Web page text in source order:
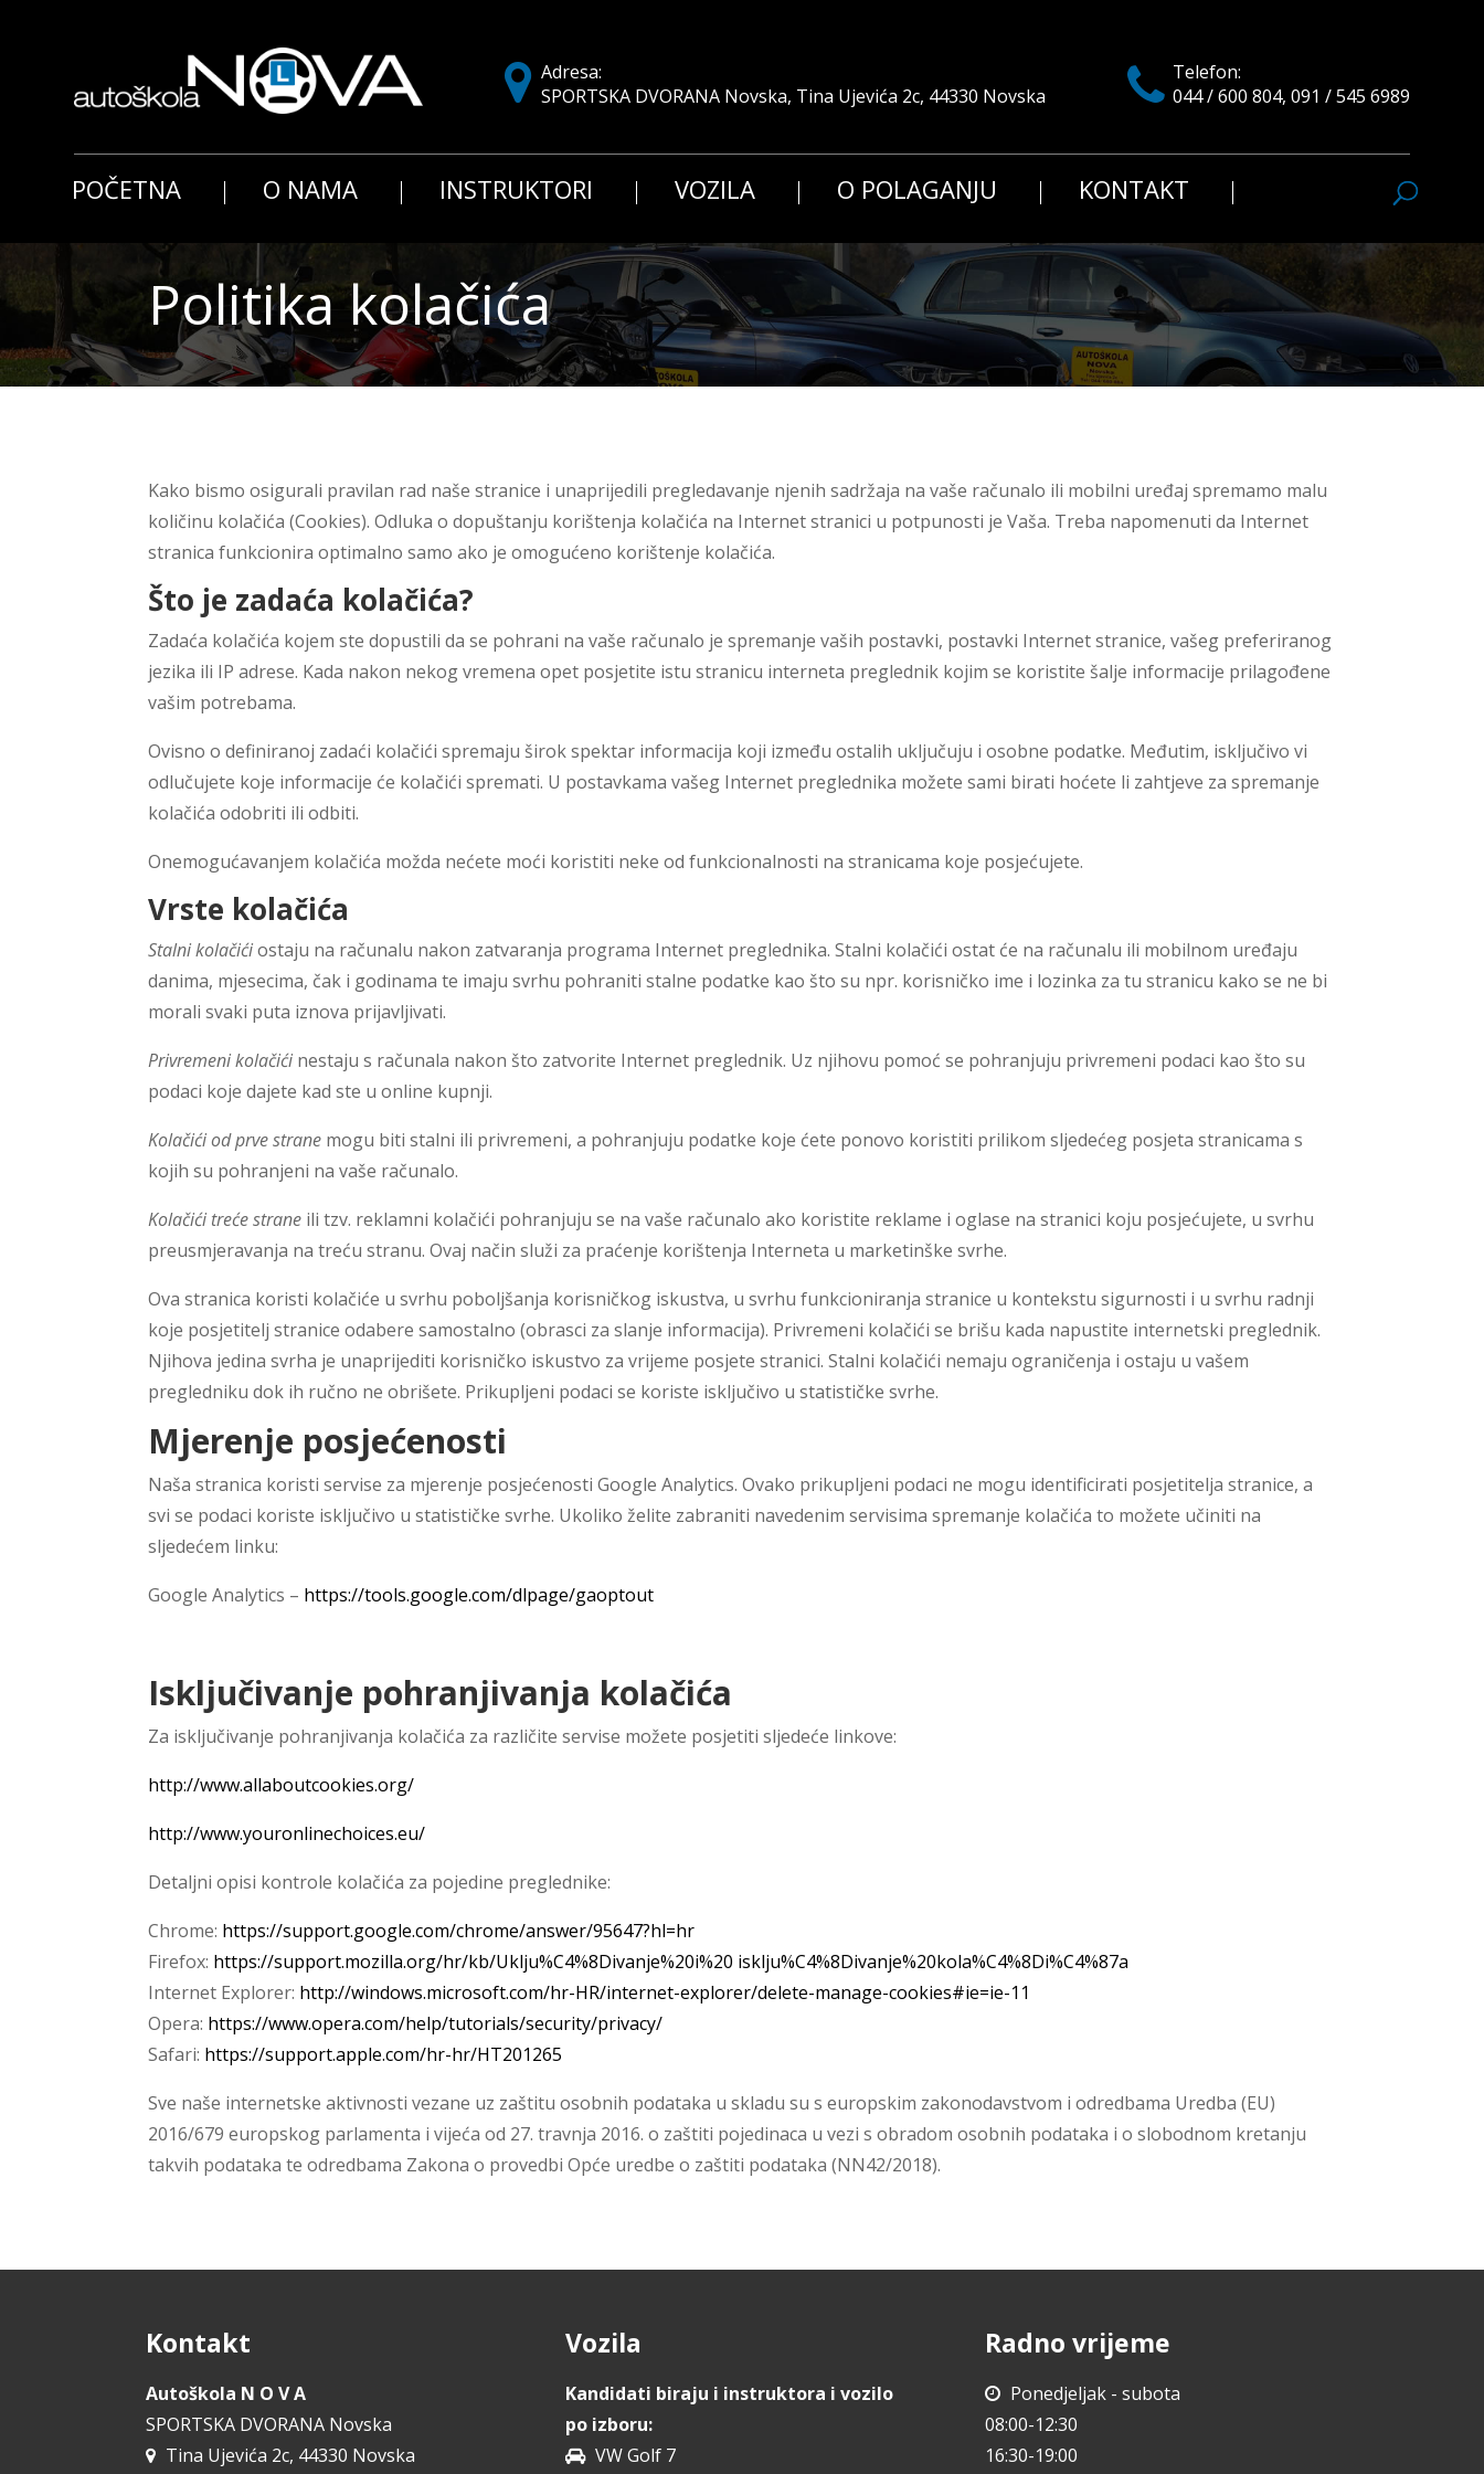
Adresa:
SPORTSKA DVORANA Novska, Tina Ujevića 2c, 44330 Novska
Telefon:
044 / 600 804, 091 / 545 6989
POČETNA O NAMA INSTRUKTORI VOZILA O POLAGANJU KONTAKT
Politika kolačića
Kako bismo osigurali pravilan rad naše stranice i unaprijedili pregledavanje njenih sadržaja na vaše računalo ili mobilni uređaj spremamo malu
količinu kolačića (Cookies). Odluka o dopuštanju korištenja kolačića na Internet stranici u potpunosti je Vaša. Treba napomenuti da Internet
stranica funkcionira optimalno samo ako je omogućeno korištenje kolačića.
Što je zadaća kolačića?
Zadaća kolačića kojem ste dopustili da se pohrani na vaše računalo je spremanje vaših postavki, postavki Internet stranice, vašeg preferiranog
jezika ili IP adrese. Kada nakon nekog vremena opet posjetite istu stranicu interneta preglednik kojim se koristite šalje informacije prilagođene
vašim potrebama.
Ovisno o definiranoj zadaći kolačići spremaju širok spektar informacija koji između ostalih uključuju i osobne podatke. Međutim, isključivo vi
odlučujete koje informacije će kolačići spremati. U postavkama vašeg Internet preglednika možete sami birati hoćete li zahtjeve za spremanje
kolačića odobriti ili odbiti.
Onemogućavanjem kolačića možda nećete moći koristiti neke od funkcionalnosti na stranicama koje posjećujete.
Vrste kolačića
Stalni kolačićiostaju na računalu nakon zatvaranja programa Internet preglednika. Stalni kolačići ostat će na računalu ili mobilnom uređaju
danima, mjesecima, čak i godinama te imaju svrhu pohraniti stalne podatke kao što su npr. korisničko ime i lozinka za tu stranicu kako se ne bi
morali svaki puta iznova prijavljivati.
Privremeni kolačići nestaju s računala nakon što zatvorite Internet preglednik. Uz njihovu pomoć se pohranjuju privremeni podaci kao što su
podaci koje dajete kad ste u online kupnji.
Kolačići od prve strane mogu biti stalni ili privremeni, a pohranjuju podatke koje ćete ponovo koristiti prilikom sljedećeg posjeta stranicama s
kojih su pohranjeni na vaše računalo.
Kolačići treće strane ili tzv. reklamni kolačići pohranjuju se na vaše računalo ako koristite reklame i oglase na stranici koju posjećujete, u svrhu
preusmjeravanja na treću stranu. Ovaj način služi za praćenje korištenja Interneta u marketinške svrhe.
Ova stranica koristi kolačiće u svrhu poboljšanja korisničkog iskustva, u svrhu funkcioniranja stranice u kontekstu sigurnosti i u svrhu radnji
koje posjetitelj stranice odabere samostalno (obrasci za slanje informacija). Privremeni kolačići se brišu kada napustite internetski preglednik.
Njihova jedina svrha je unaprijediti korisničko iskustvo za vrijeme posjete stranici. Stalni kolačići nemaju ograničenja i ostaju u vašem
pregledniku dok ih ručno ne obrišete. Prikupljeni podaci se koriste isključivo u statističke svrhe.
Mjerenje posjećenosti
Naša stranica koristi servise za mjerenje posjećenosti Google Analytics. Ovako prikupljeni podaci ne mogu identificirati posjetitelja stranice, a
svi se podaci koriste isključivo u statističke svrhe. Ukoliko želite zabraniti navedenim servisima spremanje kolačića to možete učiniti na
sljedećem linku:
Google Analytics – https://tools.google.com/dlpage/gaoptout
Isključivanje pohranjivanja kolačića
Za isključivanje pohranjivanja kolačića za različite servise možete posjetiti sljedeće linkove:
http://www.allaboutcookies.org/
http://www.youronlinechoices.eu/
Detaljni opisi kontrole kolačića za pojedine preglednike:
Chrome: https://support.google.com/chrome/answer/95647?hl=hr
Firefox: https://support.mozilla.org/hr/kb/Uklju%C4%8Divanje%20i%20 isklju%C4%8Divanje%20kola%C4%8Di%C4%87a
Internet Explorer: http://windows.microsoft.com/hr-HR/internet-explorer/delete-manage-cookies#ie=ie-11
Opera: https://www.opera.com/help/tutorials/security/privacy/
Safari: https://support.apple.com/hr-hr/HT201265
Sve naše internetske aktivnosti vezane uz zaštitu osobnih podataka u skladu su s europskim zakonodavstvom i odredbama Uredba (EU)
2016/679 europskog parlamenta i vijeća od 27. travnja 2016. o zaštiti pojedinaca u vezi s obradom osobnih podataka i o slobodnom kretanju
takvih podataka te odredbama Zakona o provedbi Opće uredbe o zaštiti podataka (NN42/2018).
Kontakt
Autoškola N O V A
SPORTSKA DVORANA Novska
Tina Ujevića 2c, 44330 Novska
Vozila
Kandidati biraju i instruktora i vozilo
po izboru:
VW Golf 7
Radno vrijeme
Ponedjeljak - subota
08:00-12:30
16:30-19:00